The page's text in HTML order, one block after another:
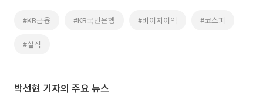
#KB금융 #KB국민은행 #비이자이익 #코스피
#실적
박선현 기자의 주요 뉴스